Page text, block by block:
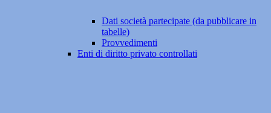
Dati società partecipate (da pubblicare in
tabelle)
Provvedimenti
Enti di diritto privato controllati